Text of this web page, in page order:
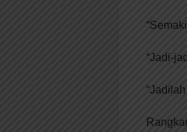
“Jadi-